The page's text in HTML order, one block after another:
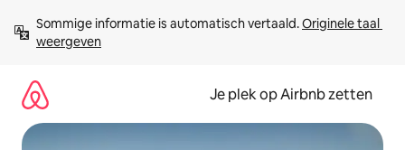
direct
naar
Sommige informatie is automatisch vertaald. Originele taal
weergeven
Je plek op Airbnb zetten